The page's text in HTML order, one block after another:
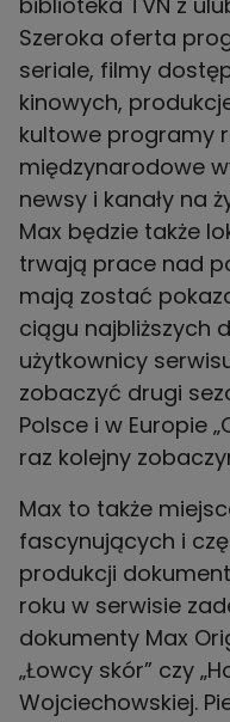
Szeroka oferta
seriale, filmy
kinowych,
kultowe programy
międzynarodowe
newsy i kanały na
Max będzie także
trwają prace nad
mają zostać
ciągu najbliższych
użytkownicy
zobaczyć drugi
Polsce i w Europie
raz kolejny
Max to także
fascynujących i
produkcji
roku w serwisie
dokumenty Max
„Łowcy skór” czy
Wojciechowskiej.